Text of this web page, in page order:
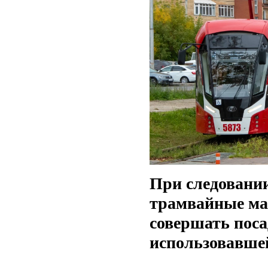
При
трамвайные
совершать